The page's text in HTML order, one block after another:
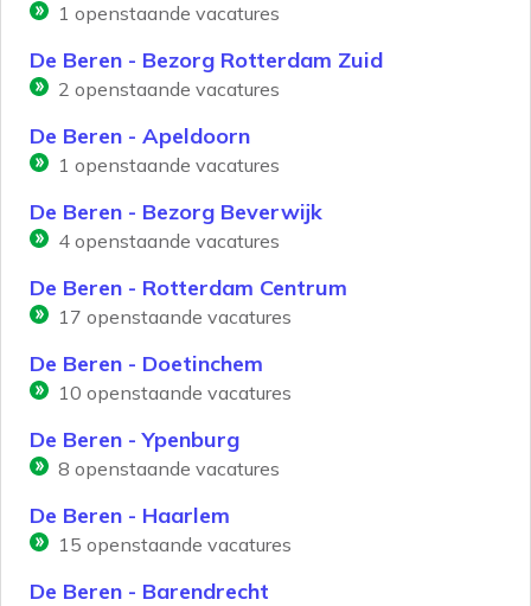
1 openstaande vacatures
De Beren - Bezorg Rotterdam Zuid
2 openstaande vacatures
De Beren - Apeldoorn
1 openstaande vacatures
De Beren - Bezorg Beverwijk
4 openstaande vacatures
De Beren - Rotterdam Centrum
17 openstaande vacatures
De Beren - Doetinchem
10 openstaande vacatures
De Beren - Ypenburg
8 openstaande vacatures
De Beren - Haarlem
15 openstaande vacatures
De Beren - Barendrecht